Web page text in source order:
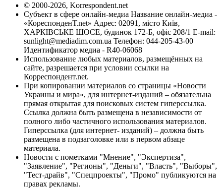
© 2000-2026, Korrespondent.net
Субъект в сфере онлайн-медиа Название онлайн-медиа -
«КореспонденТ.net» Адрес: 02091, місто Київ,
ХАРКІВСЬКЕ ШОСЕ, будинок 172-Б, офіс 208/1 E-mail:
sunlight@mediadim.com.ua Телефон: 044-205-43-00
Идентификатор медиа - R40-06068
Использование любых материалов, размещённых на
сайте, разрешается при условии ссылки на
Корреспондент.net.
При копировании материалов со страницы «Новости
Украины и мира», для интернет-изданий – обязательна
прямая открытая для поисковых систем гиперссылка.
Ссылка должна быть размещена в независимости от
полного либо частичного использования материалов.
Гиперссылка (для интернет- изданий) – должна быть
размещена в подзаголовке или в первом абзаце
материала.
Новости с пометками "Мнение", "Экспертиза",
"Заявление", "Регионы", "Деньги", "Власть", "Выборы",
"Тест-драйв", "Спецпроекты", "Промо" публикуются на
правах рекламы.